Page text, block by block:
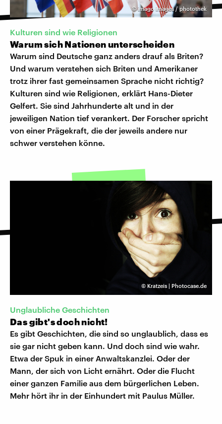
©imago images / photothek
Kulturen sind wie Religionen
Warum sich Nationen unterscheiden
Warum sind Deutsche ganz anders drauf als Briten?
Und warum verstehen sich Briten und Amerikaner
trotz ihrer fast gemeinsamen Sprache nicht richtig?
Kulturen sind wie Religionen, erklärt Hans-Dieter
Gelfert. Sie sind Jahrhunderte alt und in der
jeweiligen Nation tief verankert. Der Forscher spricht
von einer Prägekraft, die der jeweils andere nur
schwer verstehen könne.
© Kratzeis | Photocase.de
Unglaubliche Geschichten
Das gibt's doch nicht!
Es gibt Geschichten, die sind so unglaublich, dass es
sie gar nicht geben kann. Und doch sind wie wahr.
Etwa der Spuk in einer Anwaltskanzlei. Oder der
Mann, der sich von Licht ernährt. Oder die Flucht
einer ganzen Familie aus dem bürgerlichen Leben.
Mehr hört ihr in der Einhundert mit Paulus Müller.